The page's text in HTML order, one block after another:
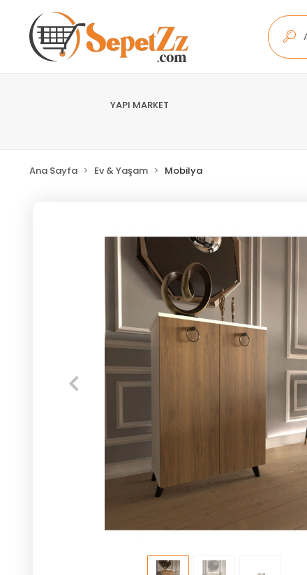
YAPI MARKET
Ana Sayfa Ev & Yaşam Mobilya